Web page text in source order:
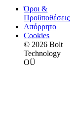
Όροι &
Προϋποθέσεις
Απόρρητο
Cookies
© 2026 Bolt
Technology
OÜ